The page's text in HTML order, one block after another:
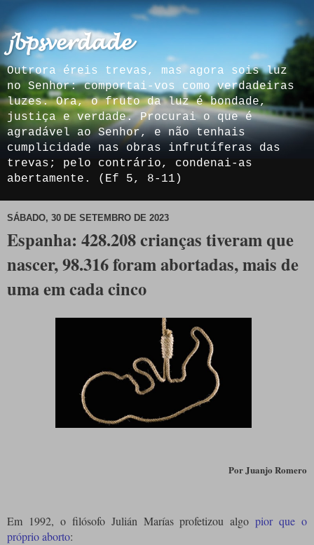
𝓳𝓫𝓹𝓼𝓿𝓮𝓻𝓭𝓪𝓭𝓮
Outrora éreis trevas, mas agora sois luz
no Senhor: comportai-vos como verdadeiras
luzes. Ora, o fruto da luz é bondade,
justiça e verdade. Procurai o que é
agradável ao Senhor, e não tenhais
cumplicidade nas obras infrutíferas das
trevas; pelo contrário, condenai-as
abertamente. (Ef 5, 8-11)
SÁBADO, 30 DE SETEMBRO DE 2023
Espanha: 428.208 crianças tiveram que
nascer, 98.316 foram abortadas, mais de
uma em cada cinco
Por Juanjo Romero
Em 1992, o filósofo Julián Marías profetizou algopior que o
próprio aborto: